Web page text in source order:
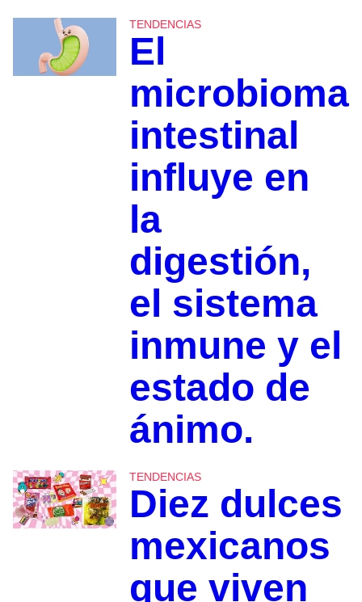
TENDENCIAS
El
microbioma
intestinal
influye en
la
digestión,
el sistema
inmune y el
estado de
ánimo.
TENDENCIAS
Diez dulces
mexicanos
que viven